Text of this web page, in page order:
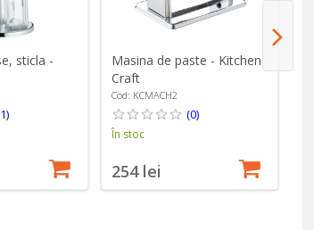
sticla -
Masina de paste - Kitchen
Craft
Cod: KCMACH2
(0)
În stoc
254 lei